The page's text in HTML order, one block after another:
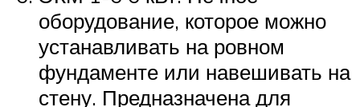
оборудование, которое можно
устанавливать на ровном
фундаменте или навешивать на
стену. Предназначена для